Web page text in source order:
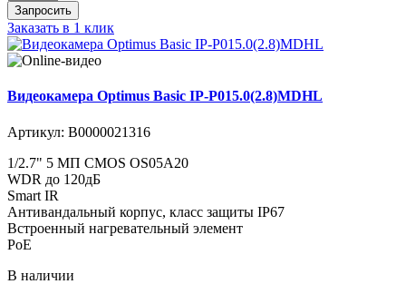
Запросить
Заказать в 1 клик
Видеокамера Optimus Basic IP-P015.0(2.8)MDHL
Артикул: В0000021316
1/2.7" 5 МП CMOS OS05A20
WDR до 120дБ
Smart IR
Антивандальный корпус, класс защиты IР67
Встроенный нагревательный элемент
PoE
В наличии